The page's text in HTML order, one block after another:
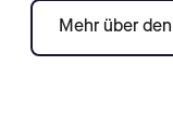
Mehr über